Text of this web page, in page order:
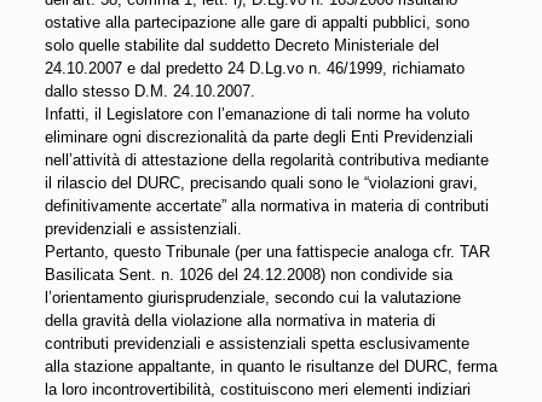
ostative alla partecipazione alle gare di appalti pubblici, sono
solo quelle stabilite dal suddetto Decreto Ministeriale del
24.10.2007 e dal predetto 24 D.Lg.vo n. 46/1999, richiamato
dallo stesso D.M. 24.10.2007.
Infatti, il Legislatore con l’emanazione di tali norme ha voluto
eliminare ogni discrezionalità da parte degli Enti Previdenziali
nell’attività di attestazione della regolarità contributiva mediante
il rilascio del DURC, precisando quali sono le “violazioni gravi,
definitivamente accertate” alla normativa in materia di contributi
previdenziali e assistenziali.
Pertanto, questo Tribunale (per una fattispecie analoga cfr. TAR
Basilicata Sent. n. 1026 del 24.12.2008) non condivide sia
l’orientamento giurisprudenziale, secondo cui la valutazione
della gravità della violazione alla normativa in materia di
contributi previdenziali e assistenziali spetta esclusivamente
alla stazione appaltante, in quanto le risultanze del DURC, ferma
la loro incontrovertibilità, costituiscono meri elementi indiziari